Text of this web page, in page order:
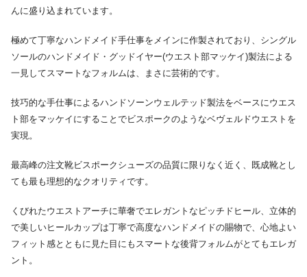
んに盛り込まれています。
極めて丁寧なハンドメイド手仕事をメインに作製されており、シングル
ソールのハンドメイド・グッドイヤー(ウエスト部マッケイ)製法による
一見してスマートなフォルムは、まさに芸術的です。
技巧的な手仕事によるハンドソーンウェルテッド製法をベースにウエス
ト部をマッケイにすることでビスポークのようなベヴェルドウエストを
実現。
最高峰の注文靴ビスポークシューズの品質に限りなく近く、既成靴とし
ても最も理想的なクオリティです。
くびれたウエストアーチに華奢でエレガントなピッチドヒール、立体的
で美しいヒールカップは丁寧で高度なハンドメイドの賜物で、心地よい
フィット感とともに見た目にもスマートな後背フォルムがとてもエレガ
ント。